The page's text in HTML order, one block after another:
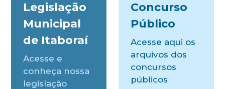
Legislação
Municipal
de Itaboraí
Acesse e
conheça nossa
legislação
Concurso
Público
Acesse aqui os
arquivos dos
concursos
públicos